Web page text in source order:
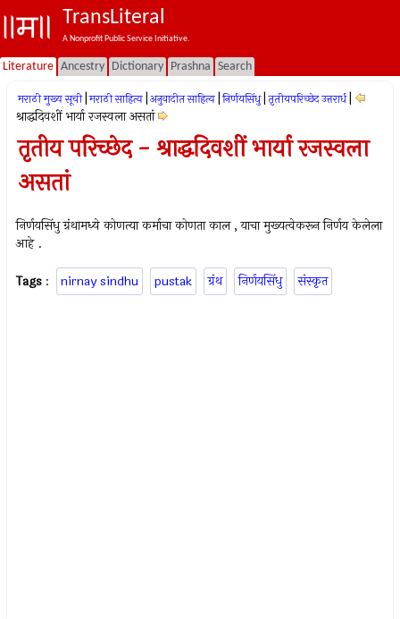
TransLiteral
A Nonprofit Public Service Initiative.
Literature Ancestry Dictionary Prashna Search
मराठी मुख्य सूची मराठी साहित्य अनुवादीत साहित्य निर्णयसिंधु तृतीयपरिच्छेद उत्तरार्ध
श्राद्धदिवशीं भार्या रजस्वला असतां
तृतीय परिच्छेद - श्राद्धदिवशीं भार्या रजस्वला
असतां
निर्णयसिंधु ग्रंथामध्ये कोणत्या कर्माचा कोणता काल , याचा मुख्यत्वेकरून निर्णय केलेला
आहे .
Tags : nirnay sindhu pustak ग्रंथ निर्णयसिंधु संस्कृत